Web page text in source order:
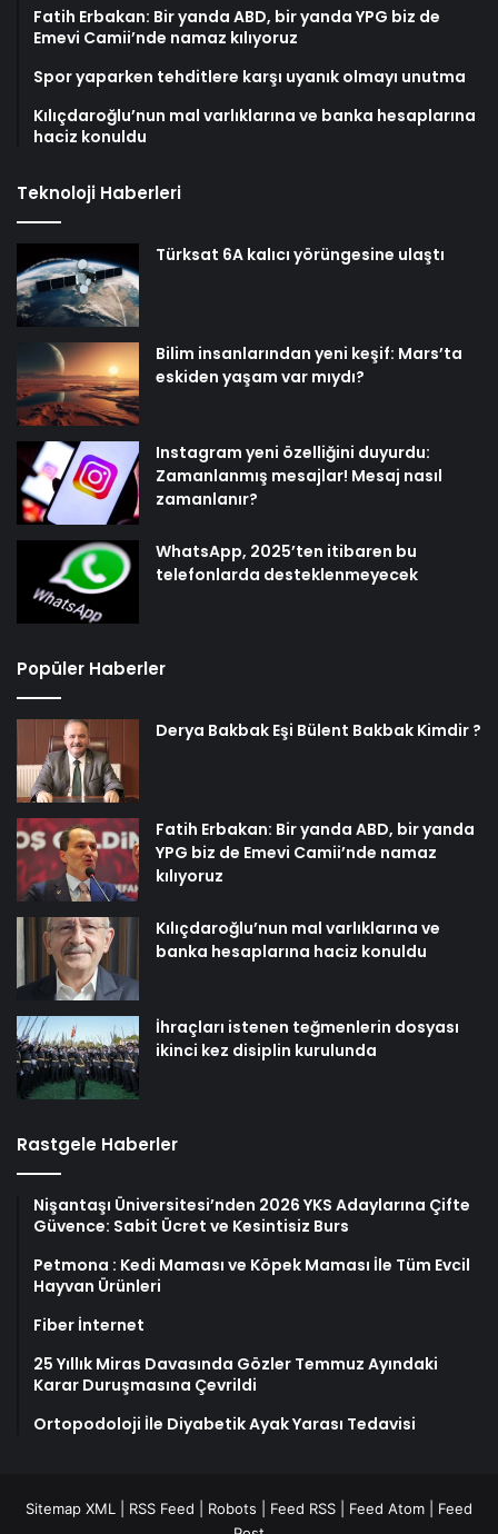
Fatih Erbakan: Bir yanda ABD, bir yanda YPG biz de
Emevi Camii’nde namaz kılıyoruz
Spor yaparken tehditlere karşı uyanık olmayı unutma
Kılıçdaroğlu’nun mal varlıklarına ve banka hesaplarına
haciz konuldu
Teknoloji Haberleri
Türksat 6A kalıcı yörüngesine ulaştı
Bilim insanlarından yeni keşif: Mars’ta
eskiden yaşam var mıydı?
Instagram yeni özelliğini duyurdu:
Zamanlanmış mesajlar! Mesaj nasıl
zamanlanır?
WhatsApp, 2025’ten itibaren bu
telefonlarda desteklenmeyecek
Popüler Haberler
Derya Bakbak Eşi Bülent Bakbak Kimdir ?
Fatih Erbakan: Bir yanda ABD, bir yanda
YPG biz de Emevi Camii’nde namaz
kılıyoruz
Kılıçdaroğlu’nun mal varlıklarına ve
banka hesaplarına haciz konuldu
İhraçları istenen teğmenlerin dosyası
ikinci kez disiplin kurulunda
Rastgele Haberler
Nişantaşı Üniversitesi’nden 2026 YKS Adaylarına Çifte
Güvence: Sabit Ücret ve Kesintisiz Burs
Petmona : Kedi Maması ve Köpek Maması İle Tüm Evcil
Hayvan Ürünleri
Fiber İnternet
25 Yıllık Miras Davasında Gözler Temmuz Ayındaki
Karar Duruşmasına Çevrildi
Ortopodoloji İle Diyabetik Ayak Yarası Tedavisi
Sitemap XML RSS Feed Robots Feed RSS Feed Atom
Feed